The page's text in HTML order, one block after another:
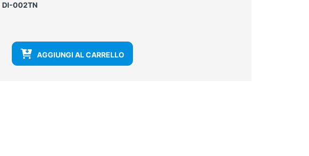
DI-002TN
AGGIUNGI AL CARRELLO